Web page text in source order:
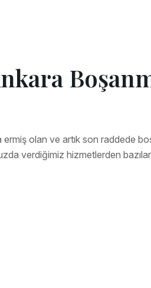
olan ve artık son raddede
verdiğimiz hizmetlerden